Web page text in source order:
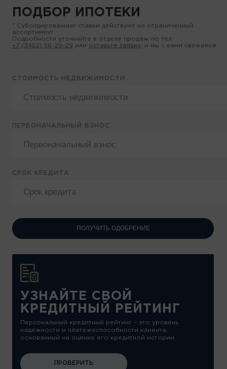
ПОДБОР ИПОТЕКИ
* Субсидированные ставки действуют на ограниченный
ассортимент.
Подробности уточняйте в отделе продаж по тел.
+7 (3452) 56-29-29 или оставьте заявку , и мы с вами свяжемся.
СТОИМОСТЬ НЕДВИЖИМОСТИ
ПЕРВОНАЧАЛЬНЫЙ ВЗНОС
СРОК КРЕДИТА
ПОЛУЧИТЬ ОДОБРЕНИЕ
УЗНАЙТЕ СВОЙ
КРЕДИТНЫЙ РЕЙТИНГ
Персональный кредитный рейтинг – это уровень
надежности и платежеспособности клиента,
основанный на оценке его кредитной истории.
ПРОВЕРИТЬ